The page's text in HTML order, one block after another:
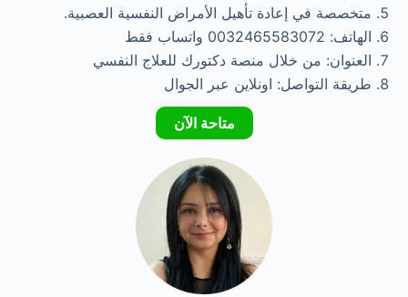
متخصصة في إعادة تأهيل الأمراض النفسية العصبية.
الهاتف: 0032465583072 واتساب فقط
العنوان: من خلال منصة دكتورك للعلاج النفسي
طريقة التواصل: اونلاين عبر الجوال
متاحة الآن